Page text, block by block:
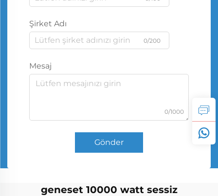
Şirket Adı
0/200
Mesaj
0/1000
Gönder
geneset 10000 watt sessiz